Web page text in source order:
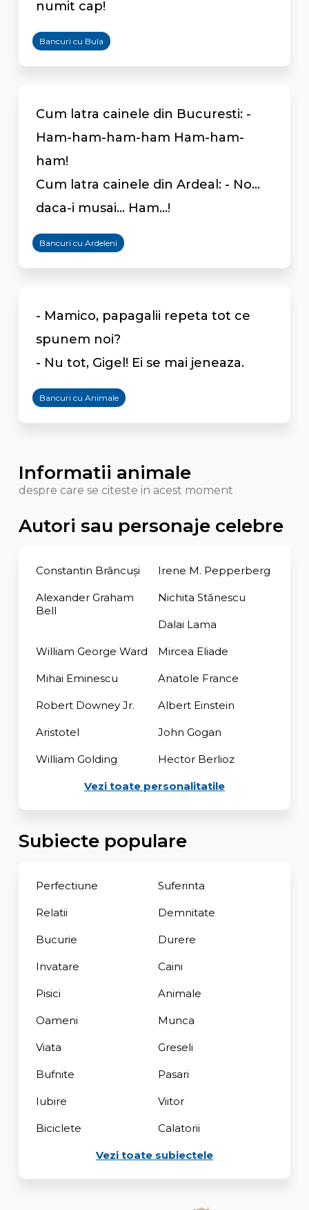
numit cap!
Bancuri cu Bula
Cum latra cainele din Bucuresti: -
Ham-ham-ham-ham Ham-ham-
ham!
Cum latra cainele din Ardeal: - No...
daca-i musai... Ham...!
Bancuri cu Ardeleni
- Mamico, papagalii repeta tot ce
spunem noi?
- Nu tot, Gigel! Ei se mai jeneaza.
Bancuri cu Animale
Informatii animale
despre care se citeste in acest moment
Autori sau personaje celebre
Constantin Brâncuși Irene M. Pepperberg
Alexander Graham
Bell
Nichita Stănescu
Dalai Lama
William George Ward Mircea Eliade
Mihai Eminescu Anatole France
Robert Downey Jr. Albert Einstein
Aristotel John Gogan
William Golding Hector Berlioz
Vezi toate personalitatile
Subiecte populare
Perfectiune Suferinta
Relatii Demnitate
Bucurie Durere
Invatare Caini
Pisici Animale
Oameni Munca
Viata Greseli
Bufnite Pasari
Iubire Viitor
Biciclete Calatorii
Vezi toate subiectele